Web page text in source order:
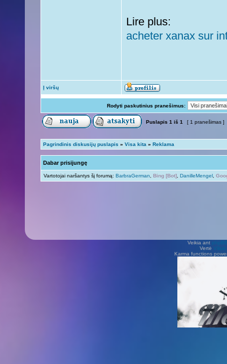
Lire plus:
acheter xanax sur
Į viršų
Rodyti paskutinius pranešimus:
Puslapis 1 iš 1 [ 1 pranešimas ]
Pagrindinis diskusijų puslapis » Visa kita » Reklama
Dabar prisijungę
Vartotojai naršantys šį forumą: BarbraGerman Bing [Bot] DanilleMengel
Veikia ant
Vertė Vilius
Karma functions